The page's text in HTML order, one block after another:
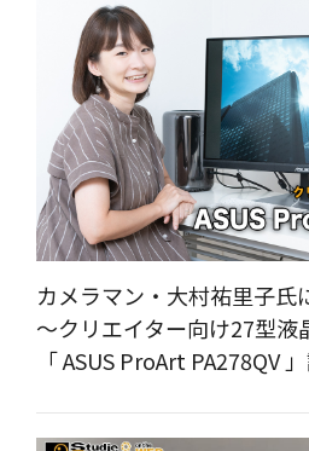
カメラマン・大村祐里子氏
～クリエイター向け27型液
「 ASUS ProArt PA278QV